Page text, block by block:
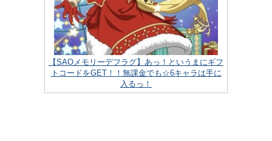
【SAOメモリーデフラグ】あっ！というまにギフ
トコードをGET！！無課金でも☆6キャラは手に
入るっ！